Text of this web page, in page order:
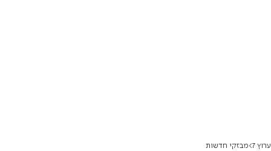
ערוץ 7 מבזקי חדשות